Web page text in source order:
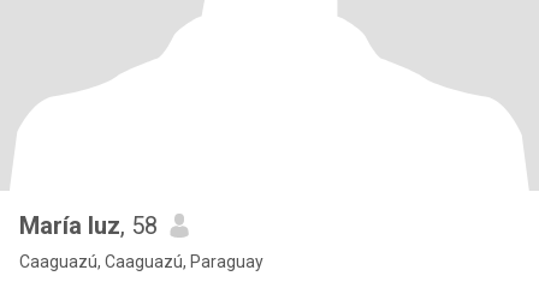
María luz, 58
Caaguazú, Caaguazú, Paraguay